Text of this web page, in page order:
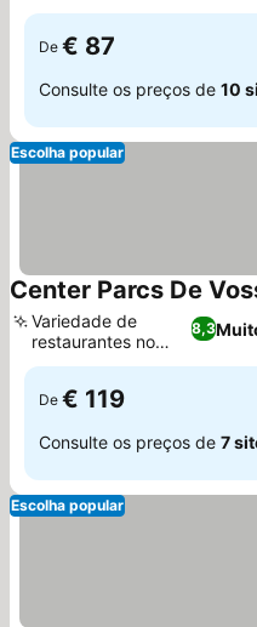
De € 87
Consulte os preços de 10
Escolha popular
Center Parcs De
8,3
Variedade de
restaurantes no
local
De € 119
Consulte os preços de 7
Escolha popular